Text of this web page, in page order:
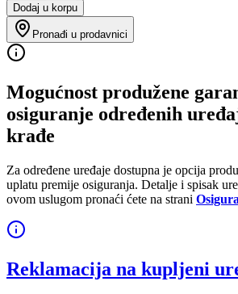
Dodaj u korpu
Pronađi u prodavnici
Mogućnost produžene
osiguranje određenih
krađe
Za određene uređaje dostupna je opcija
uplatu premije osiguranja. Detalje i spisak
ovom uslugom pronaći ćete na strani
Reklamacija na kupljeni